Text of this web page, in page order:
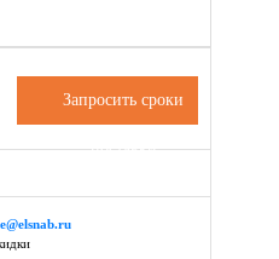
Запросить сроки
поставки